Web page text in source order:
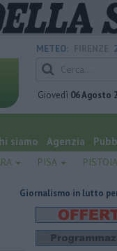
METEO:
Giovedì 06 Agosto
siamo
Agenzia
PISA PISTOIA
in lutto per la